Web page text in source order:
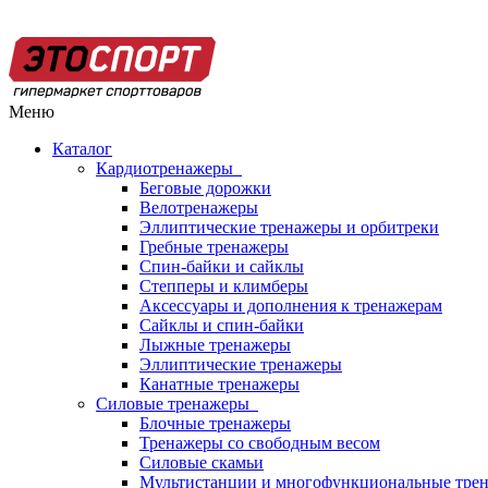
Меню
Каталог
Кардиотренажеры
Беговые дорожки
Велотренажеры
Эллиптические тренажеры и орбитреки
Гребные тренажеры
Спин-байки и сайклы
Степперы и климберы
Аксессуары и дополнения к тренажерам
Сайклы и спин-байки
Лыжные тренажеры
Эллиптические тренажеры
Канатные тренажеры
Силовые тренажеры
Блочные тренажеры
Тренажеры со свободным весом
Силовые скамьи
Мультистанции и многофункциональные